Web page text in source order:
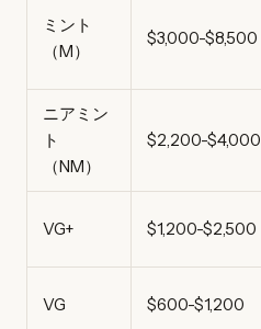
ミント
（M）
$3,000-$8,500
ニアミン
ト
（NM）
$2,200-$4,000
VG+ $1,200-$2,500
VG $600-$1,200